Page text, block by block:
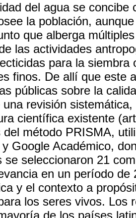
del agua se
la población,
que alberga
las actividades
para la
finos. De allí que este
públicas sobre la
una revisión
científica existente
del método PRISMA,
y Google Académico,
se seleccionaron 21
en un período
y el contexto a
los seres vivos. Los